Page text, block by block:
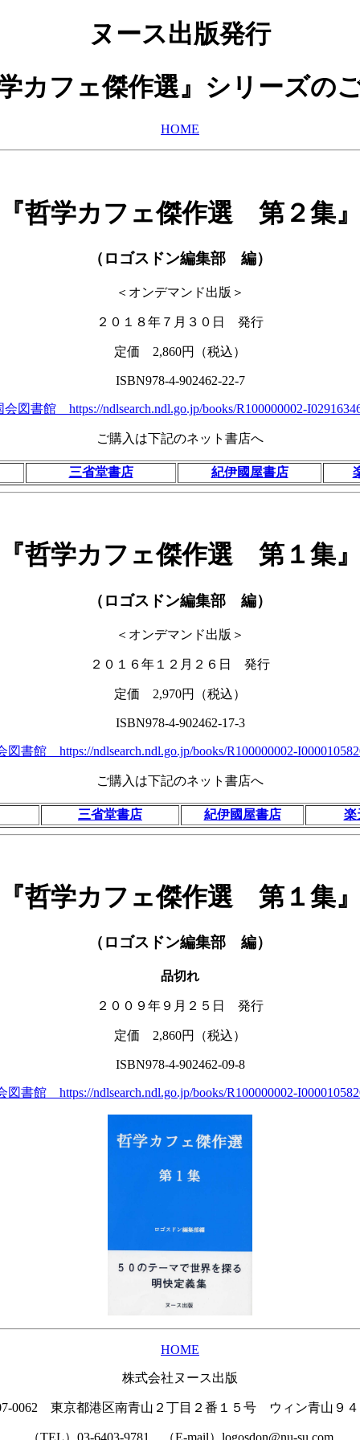
ヌース出版発行
カフェ傑作選』シリーズの
HOME
哲学カフェ傑作選 第２集』
（ロゴスドン編集部 編）
＜オンデマンド出版＞
２０１８年７月３０日 発行
定価 2,860円（税込）
ISBN978-4-902462-22-7
会図書館 https://ndlsearch.ndl.go.jp/books/R100000002-
ご購入は下記のネット書店へ
三省堂書店 紀伊國屋書店
哲学カフェ傑作選 第１集』
（ロゴスドン編集部 編）
＜オンデマンド出版＞
２０１６年１２月２６日 発行
定価 2,970円（税込）
ISBN978-4-902462-17-3
図書館 https://ndlsearch.ndl.go.jp/books/R100000002-
ご購入は下記のネット書店へ
三省堂書店 紀伊國屋書店 楽
哲学カフェ傑作選 第１集』
（ロゴスドン編集部 編）
品切れ
２００９年９月２５日 発行
定価 2,860円（税込）
ISBN978-4-902462-09-8
図書館 https://ndlsearch.ndl.go.jp/books/R100000002-
HOME
株式会社ヌース出版
0062 東京都港区南青山２丁目２番１５号 ウィン青山９４
（TEL）03-6403-9781 （E-mail）logosdon@nu-su.com